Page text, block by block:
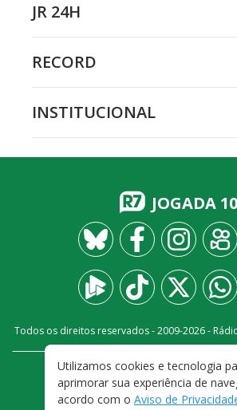
JR 24H
RECORD
INSTITUCIONAL
JOGADA 10
Todos os direitos reservados - 2009-2026-
FALE CONOSCO
TERMOS E CONDIÇÕES DE
Utilizamos cookies e tecnologia
aprimorar sua experiência de
acordo com o Aviso de